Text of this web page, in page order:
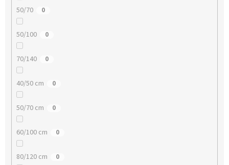
50/70 0
50/100 0
70/140 0
40/50 cm 0
50/70 cm 0
60/100 cm 0
80/120 cm 0